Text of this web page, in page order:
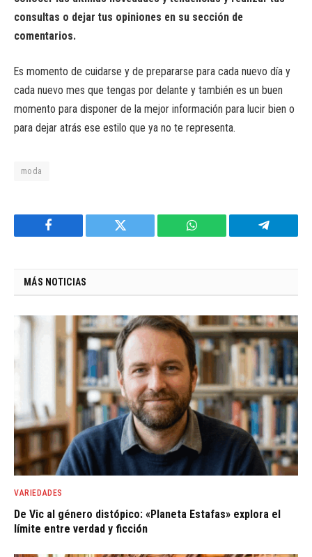
consultas o dejar tus opiniones en su sección de
comentarios.
Es momento de cuidarse y de prepararse para cada nuevo día y
cada nuevo mes que tengas por delante y también es un buen
momento para disponer de la mejor información para lucir bien o
para dejar atrás ese estilo que ya no te representa.
moda
Facebook Twitter WhatsApp Telegram
MÁS NOTICIAS
VARIEDADES
De Vic al género distópico: «Planeta Estafas» explora el
límite entre verdad y ficción